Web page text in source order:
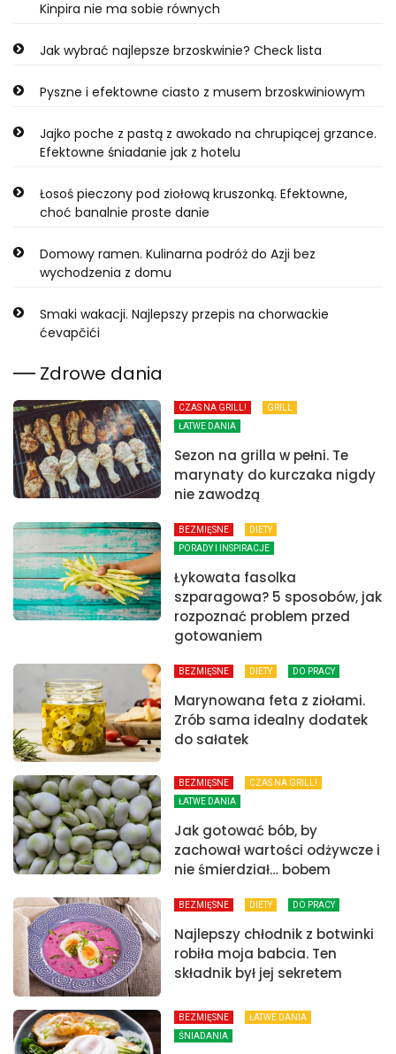
Kinpira nie ma sobie równych
Jak wybrać najlepsze brzoskwinie? Check lista
Pyszne i efektowne ciasto z musem brzoskwiniowym
Jajko poche z pastą z awokado na chrupiącej grzance.
Efektowne śniadanie jak z hotelu
Łosoś pieczony pod ziołową kruszonką. Efektowne,
choć banalnie proste danie
Domowy ramen. Kulinarna podróż do Azji bez
wychodzenia z domu
Smaki wakacji. Najlepszy przepis na chorwackie
ćevapčići
Zdrowe dania
CZAS NA GRILL!
GRILL
ŁATWE DANIA
Sezon na grilla w pełni. Te
marynaty do kurczaka nigdy
nie zawodzą
BEZMIĘSNE
DIETY
PORADY I INSPIRACJE
Łykowata fasolka
szparagowa? 5 sposobów, jak
rozpoznać problem przed
gotowaniem
BEZMIĘSNE DIETY DO PRACY
Marynowana feta z ziołami.
Zrób sama idealny dodatek
do sałatek
BEZMIĘSNE
CZAS NA GRILL!
ŁATWE DANIA
Jak gotować bób, by
zachował wartości odżywcze i
nie śmierdział… bobem
BEZMIĘSNE DIETY DO PRACY
Najlepszy chłodnik z botwinki
robiła moja babcia. Ten
składnik był jej sekretem
BEZMIĘSNE
ŁATWE DANIA
ŚNIADANIA